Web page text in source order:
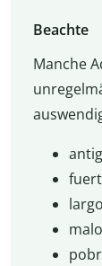
Beachte
Manche